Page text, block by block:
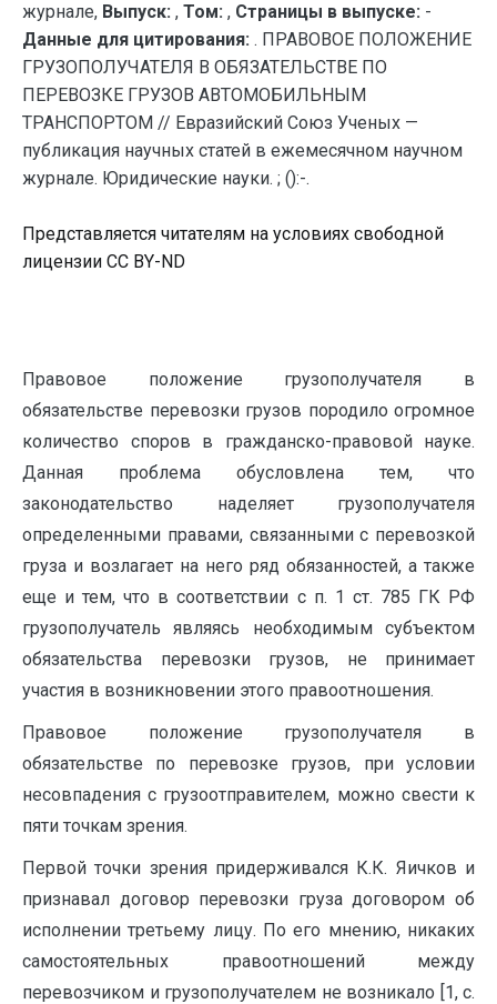
журнале, Выпуск: , Том: , Страницы в выпуске: -
Данные для цитирования: . ПРАВОВОЕ ПОЛОЖЕНИЕ
ГРУЗОПОЛУЧАТЕЛЯ В ОБЯЗАТЕЛЬСТВЕ ПО
ПЕРЕВОЗКЕ ГРУЗОВ АВТОМОБИЛЬНЫМ
ТРАНСПОРТОМ // Евразийский Союз Ученых —
публикация научных статей в ежемесячном научном
журнале. Юридические науки. ; ():-.
Представляется читателям на условиях свободной
лицензии CC BY-ND
Правовое положение грузополучателя в
обязательстве перевозки грузов породило огромное
количество споров в гражданско-правовой науке.
Данная проблема обусловлена тем, что
законодательство наделяет грузополучателя
определенными правами, связанными с перевозкой
груза и возлагает на него ряд обязанностей, а также
еще и тем, что в соответствии с п. 1 ст. 785 ГК РФ
грузополучатель являясь необходимым субъектом
обязательства перевозки грузов, не принимает
участия в возникновении этого правоотношения.
Правовое положение грузополучателя в
обязательстве по перевозке грузов, при условии
несовпадения с грузоотправителем, можно свести к
пяти точкам зрения.
Первой точки зрения придерживался К.К. Яичков и
признавал договор перевозки груза договором об
исполнении третьему лицу. По его мнению, никаких
самостоятельных правоотношений между
перевозчиком и грузополучателем не возникало [1, с.